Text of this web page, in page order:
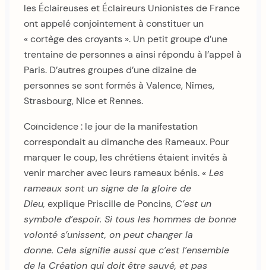
les Éclaireuses et Éclaireurs Unionistes de France
ont appelé conjointement à constituer un
« cortège des croyants ». Un petit groupe d’une
trentaine de personnes a ainsi répondu à l’appel à
Paris. D’autres groupes d’une dizaine de
personnes se sont formés à Valence, Nîmes,
Strasbourg, Nice et Rennes.
Coïncidence : le jour de la manifestation
correspondait au dimanche des Rameaux. Pour
marquer le coup, les chrétiens étaient invités à
venir marcher avec leurs rameaux bénis. « Les
rameaux sont un signe de la gloire de
Dieu, explique Priscille de Poncins, C’est un
symbole d’espoir. Si tous les hommes de bonne
volonté s’unissent, on peut changer la
donne. Cela signifie aussi que c’est l’ensemble
de la Création qui doit être sauvé, et pas